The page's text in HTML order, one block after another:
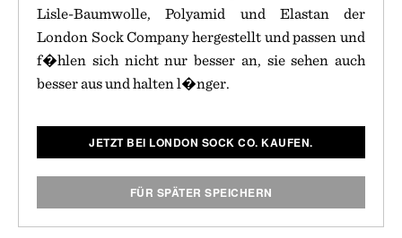
Lisle-Baumwolle, Polyamid und Elastan der
London Sock Company hergestellt und passen und
f�hlen sich nicht nur besser an, sie sehen auch
besser aus und halten l�nger.
JETZT BEI LONDON SOCK CO. KAUFEN.
FÜR SPÄTER SPEICHERN